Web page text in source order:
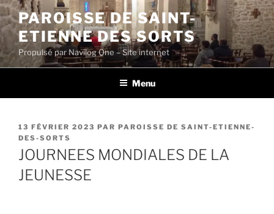
Aller
au
contenu
principal
PAROISSE DE SAINT-
ETIENNE DES SORTS
Propulsé par Navilog One – Site internet
Menu
PUBLIÉ
LE
13 FÉVRIER 2023 PAR PAROISSE DE SAINT-ETIENNE-
DES-SORTS
JOURNEES MONDIALES DE LA
JEUNESSE